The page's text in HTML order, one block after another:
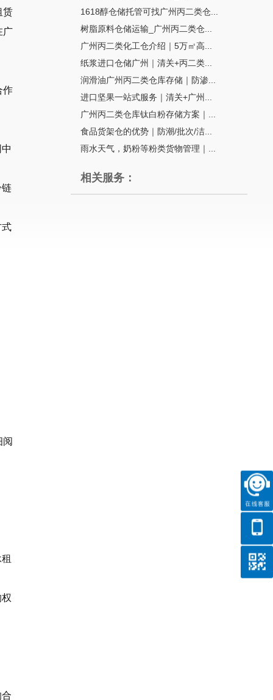
赁
广
作
链
式
阅
1618醇仓储托管可找广州丙二类仓...
树脂原料仓储运输_广州丙二类仓...
广州丙二类化工仓介绍｜5万㎡高...
纸浆进口仓储广州｜清关+丙二类...
润滑油广州丙二类仓库存储｜防渗...
进口坚果一站式服务｜清关+广州...
广州丙二类仓库钛白粉存储方案｜...
食品货架仓的优势｜防潮/批次/洁...
雨水天气，奶粉等粉类货物管理｜...
相关服务：